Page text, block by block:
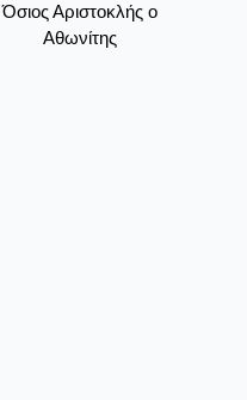
Όσιος Αριστοκλής ο
Αθωνίτης